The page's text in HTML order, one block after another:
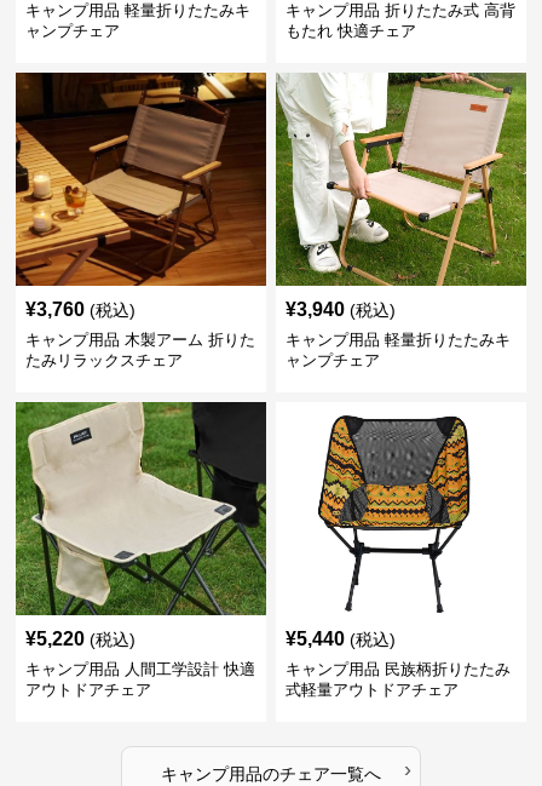
キャンプ用品 軽量折りたたみキ
ャンプチェア
キャンプ用品 折りたたみ式 高背
もたれ 快適チェア
¥3,760 (税込)
キャンプ用品 木製アーム 折りた
たみリラックスチェア
¥3,940 (税込)
キャンプ用品 軽量折りたたみキ
ャンプチェア
¥5,220 (税込)
キャンプ用品 人間工学設計 快適
アウトドアチェア
¥5,440 (税込)
キャンプ用品 民族柄折りたたみ
式軽量アウトドアチェア
キャンプ用品のチェア一覧へ ›